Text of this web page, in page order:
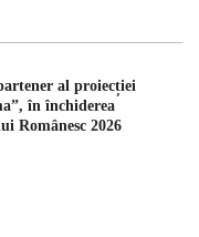
al proiecției
în închiderea
Românesc 2026